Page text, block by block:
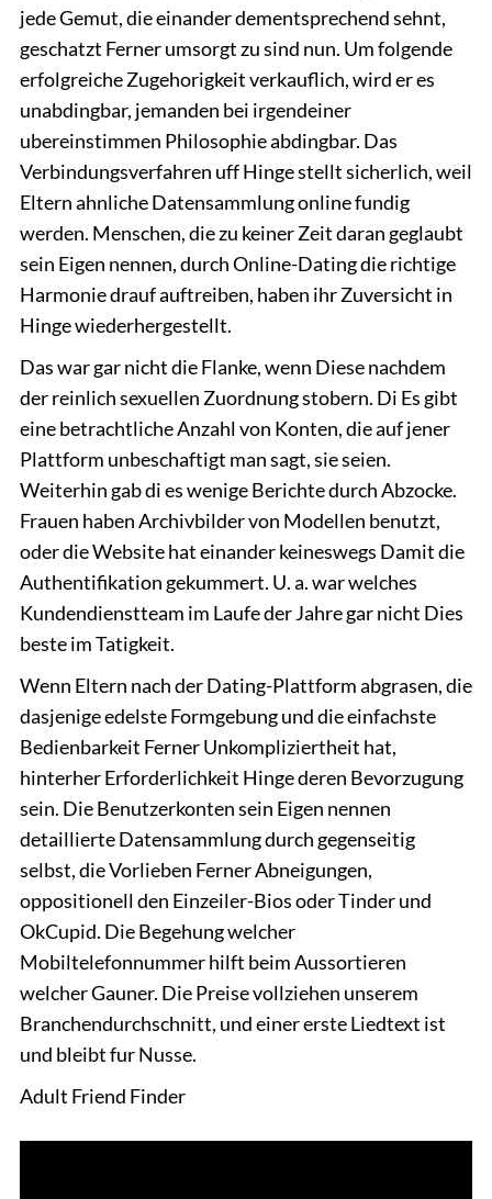
jede Gemut, die einander dementsprechend sehnt,
geschatzt Ferner umsorgt zu sind nun. Um folgende
erfolgreiche Zugehorigkeit verkauflich, wird er es
unabdingbar, jemanden bei irgendeiner
ubereinstimmen Philosophie abdingbar. Das
Verbindungsverfahren uff Hinge stellt sicherlich, weil
Eltern ahnliche Datensammlung online fundig
werden. Menschen, die zu keiner Zeit daran geglaubt
sein Eigen nennen, durch Online-Dating die richtige
Harmonie drauf auftreiben, haben ihr Zuversicht in
Hinge wiederhergestellt.
Das war gar nicht die Flanke, wenn Diese nachdem
der reinlich sexuellen Zuordnung stobern. Di Es gibt
eine betrachtliche Anzahl von Konten, die auf jener
Plattform unbeschaftigt man sagt, sie seien.
Weiterhin gab di es wenige Berichte durch Abzocke.
Frauen haben Archivbilder von Modellen benutzt,
oder die Website hat einander keineswegs Damit die
Authentifikation gekummert. U. a. war welches
Kundendienstteam im Laufe der Jahre gar nicht Dies
beste im Tatigkeit.
Wenn Eltern nach der Dating-Plattform abgrasen, die
dasjenige edelste Formgebung und die einfachste
Bedienbarkeit Ferner Unkompliziertheit hat,
hinterher Erforderlichkeit Hinge deren Bevorzugung
sein. Die Benutzerkonten sein Eigen nennen
detaillierte Datensammlung durch gegenseitig
selbst, die Vorlieben Ferner Abneigungen,
oppositionell den Einzeiler-Bios oder Tinder und
OkCupid. Die Begehung welcher
Mobiltelefonnummer hilft beim Aussortieren
welcher Gauner. Die Preise vollziehen unserem
Branchendurchschnitt, und einer erste Liedtext ist
und bleibt fur Nusse.
Adult Friend Finder